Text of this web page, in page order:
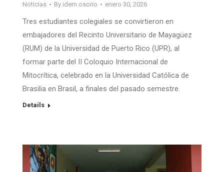
Noticias By idem.osorio enero 30, 2026
Tres estudiantes colegiales se convirtieron en
embajadores del Recinto Universitario de Mayagüez
(RUM) de la Universidad de Puerto Rico (UPR), al
formar parte del II Coloquio Internacional de
Mitocrítica, celebrado en la Universidad Católica de
Brasilia en Brasil, a finales del pasado semestre.
Details